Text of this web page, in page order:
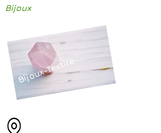
Bijoux
Bijoux-Textile-...